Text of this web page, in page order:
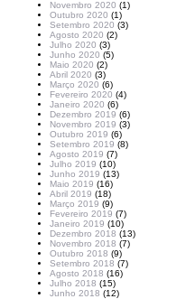
Novembro 2020 (1)
Outubro 2020 (1)
Setembro 2020 (3)
Agosto 2020 (2)
Julho 2020 (3)
Junho 2020 (5)
Maio 2020 (2)
Abril 2020 (3)
Março 2020 (6)
Fevereiro 2020 (4)
Janeiro 2020 (6)
Dezembro 2019 (6)
Novembro 2019 (3)
Outubro 2019 (6)
Setembro 2019 (8)
Agosto 2019 (7)
Julho 2019 (10)
Junho 2019 (13)
Maio 2019 (16)
Abril 2019 (18)
Março 2019 (9)
Fevereiro 2019 (7)
Janeiro 2019 (10)
Dezembro 2018 (13)
Novembro 2018 (7)
Outubro 2018 (9)
Setembro 2018 (7)
Agosto 2018 (16)
Julho 2018 (15)
Junho 2018 (12)